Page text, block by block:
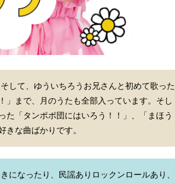
して、ゆういちろうお兄さんと初めて歌った
」まで、月のうたも全部入っています。そし
た「タンポポ団にはいろう！！」、「まほう
な曲ばかりです。
になったり、民謡ありロックンロールあり、